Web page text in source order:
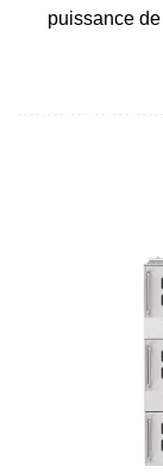
puissance